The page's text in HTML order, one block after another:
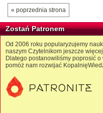
« poprzednia strona
Zostań Patronem
Od 2006 roku popularyzujemy
naszym Czytelnikom jeszcze
Dlatego postanowiliśmy poprosić
pomóż nam rozwijać